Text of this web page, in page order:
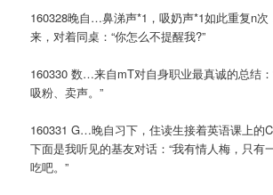
160328晚自…鼻涕声*1，吸奶声*1如此重复n次
来，对着同桌：“你怎么不提醒我?”
160330 数…来自mT对自身职业最真诚的总结：
吸粉、卖声。”
160331 G…晚自习下，住读生接着英语课上的
下面是我听见的基友对话：“我有情人梅，只有
吃吧。”